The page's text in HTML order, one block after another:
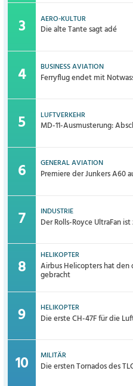
AERO-KULTUR
Die alte Tante sagt adé
BUSINESS AVIATION
Ferryflug endet mit
LUFTVERKEHR
MD-11-Ausmusterung:
GENERAL AVIATION
Premiere der Junkers A60
INDUSTRIE
Der Rolls-Royce UltraFan
HELIKOPTER
Airbus Helicopters hat
gebracht
HELIKOPTER
Die erste CH-47F für die
MILITÄR
Die ersten Tornados des